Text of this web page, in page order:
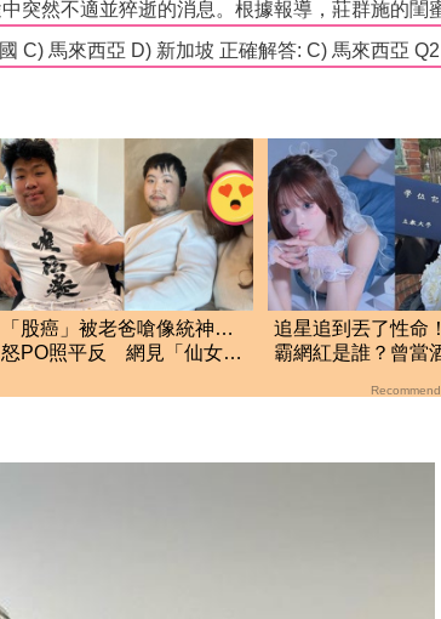
「股癌」被老爸嗆像統神…
怒PO照平反 網見「仙女等
追星追到丟了性命
霸網紅是誰？曾當